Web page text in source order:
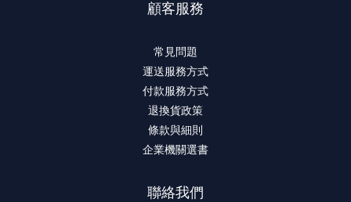
顧客服務
常見問題
運送服務方式
付款服務方式
退換貨政策
條款與細則
企業機關選書
聯絡我們